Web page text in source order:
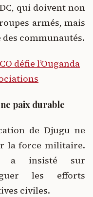
qui doivent non
armés, mais
communautés.
défie l’Ouganda
paix durable
de Djugu ne
la force militaire.
a insisté sur
les efforts
civiles.